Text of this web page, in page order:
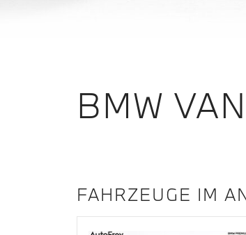
BMW VAN
FAHRZEUGE IM